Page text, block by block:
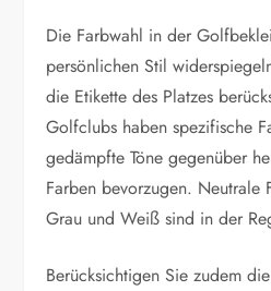
Die Farbwahl in der
persönlichen Stil
die Etikette des Platzes
Golfclubs haben spezifische
gedämpfte Töne gegenüber
Farben bevorzugen. Neutrale
Grau und Weiß sind in der
Berücksichtigen Sie zudem